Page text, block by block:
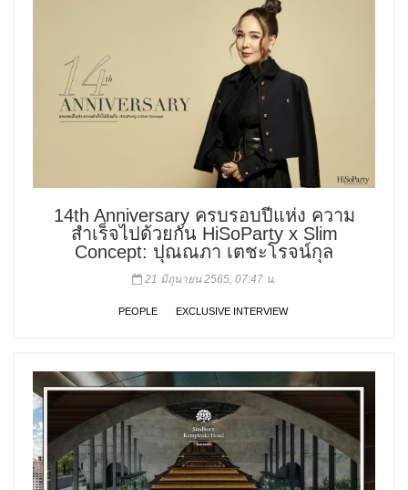
14th Anniversary ครบรอบปีแห่ง ความ
สำเร็จไปด้วยกัน HiSoParty x Slim
Concept: ปุณณภา เตชะโรจน์กุล
21 มิถุนายน 2565, 07:47 น.
PEOPLE EXCLUSIVE INTERVIEW